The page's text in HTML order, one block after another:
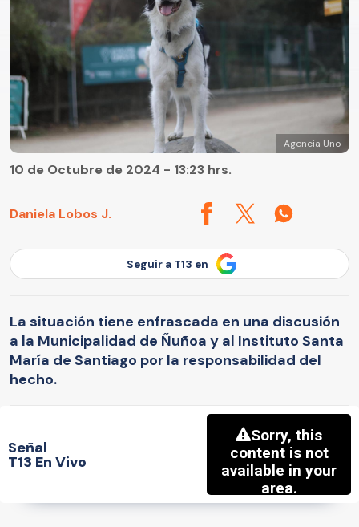
Agencia Uno
Daniela Lobos J.
10 de Octubre de 2024 - 13:23 hrs.
Seguir a T13 en
La situación tiene enfrascada en una discusión
a la Municipalidad de Ñuñoa y al Instituto Santa
María de Santiago por la responsabilidad del
hecho.
Señal
T13 En Vivo